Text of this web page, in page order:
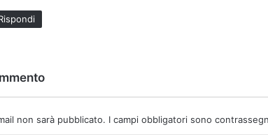
non sarà pubblicato. I campi obbligatori sono